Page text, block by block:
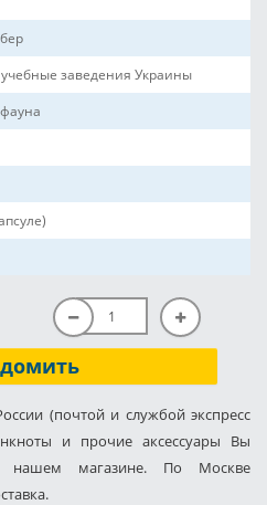
заведения Украины
(почтой и службой экспресс
и прочие аксессуары Вы
нашем магазине. По Москве